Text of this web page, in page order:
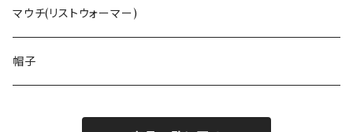
ペンダント
くるみ割り
レモン絞り
ミトンブロッカー
ライ麦パン
ジンジャークッキー
花柄
いぬ
マウチ(リストウォーマー)
帽子